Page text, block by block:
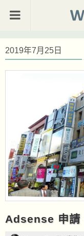
2019年7月25日
Adsense 申請